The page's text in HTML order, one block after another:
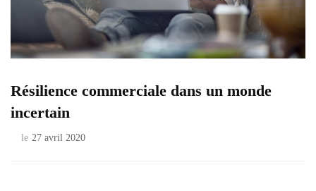
Résilience commerciale dans un monde
incertain
le 27 avril 2020